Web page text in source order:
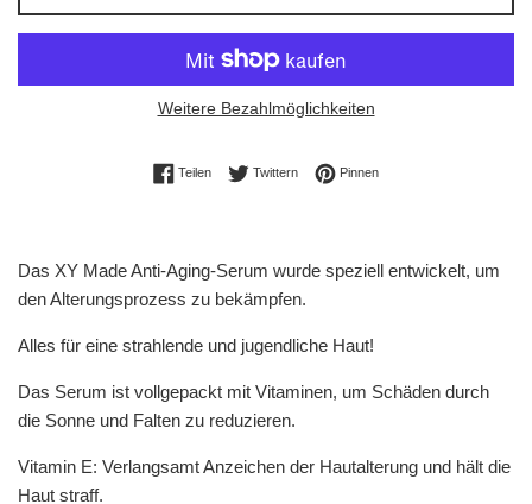
Weitere Bezahlmöglichkeiten
TeilenAuf Facebook teilen
TwitternAuf Twitter twittern
PinnenAuf Pinterest pinnen
Das XY Made Anti-Aging-Serum wurde speziell entwickelt, um
den Alterungsprozess zu bekämpfen.
Alles für eine strahlende und jugendliche Haut!
Das Serum ist vollgepackt mit Vitaminen, um Schäden durch
die Sonne und Falten zu reduzieren.
Vitamin E: Verlangsamt Anzeichen der Hautalterung und hält die
Haut straff.